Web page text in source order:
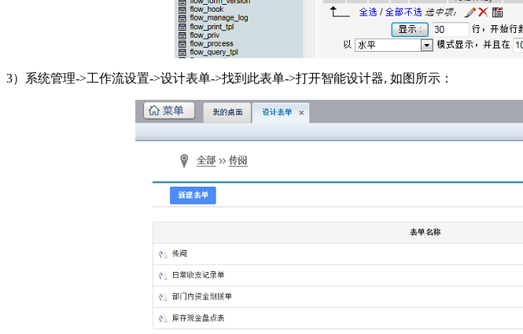
3）系统管理->工作流设置->设计表单->找到此表单->打开智能设计器, 如图所示：